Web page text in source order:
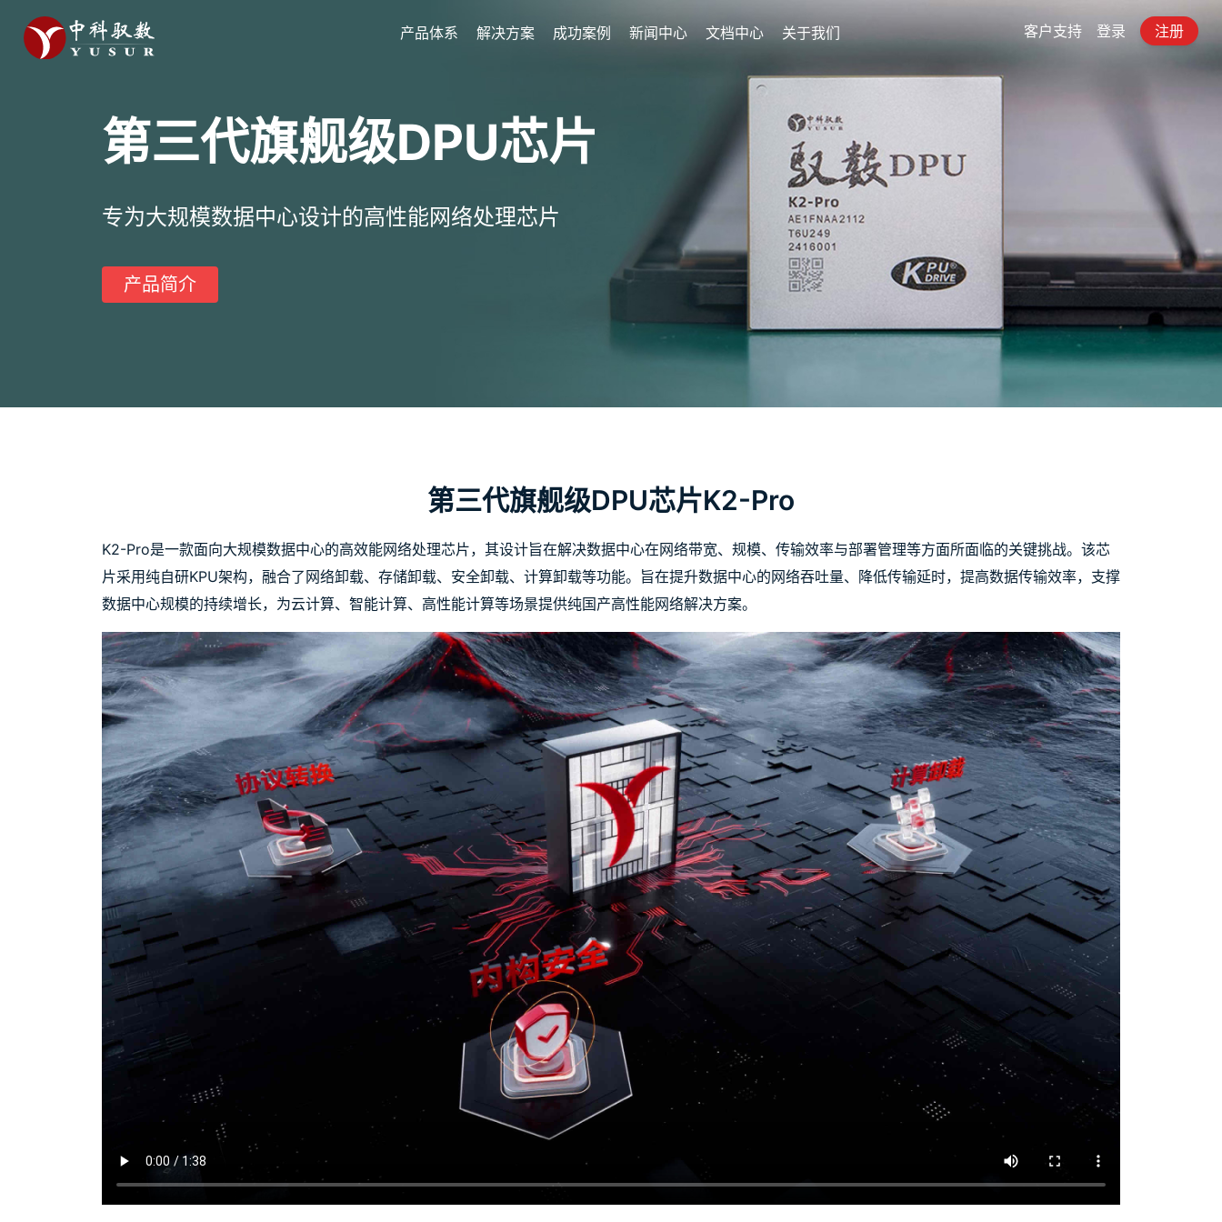
产品体系 解决方案 成功案例 新闻中心 文档中心 关于我们 客户支持 登录 注册
第三代旗舰级DPU芯片
专为大规模数据中心设计的高性能网络处理芯片
产品简介
第三代旗舰级DPU芯片K2-Pro
K2-Pro是一款面向大规模数据中心的高效能网络处理芯片，其设计旨在解决数据中心在网络带宽、规模、传输效率与部署管理等方面所面临的关键挑战。该芯
片采用纯自研KPU架构，融合了网络卸载、存储卸载、安全卸载、计算卸载等功能。旨在提升数据中心的网络吞吐量、降低传输延时，提高数据传输效率，支撑
数据中心规模的持续增长，为云计算、智能计算、高性能计算等场景提供纯国产高性能网络解决方案。